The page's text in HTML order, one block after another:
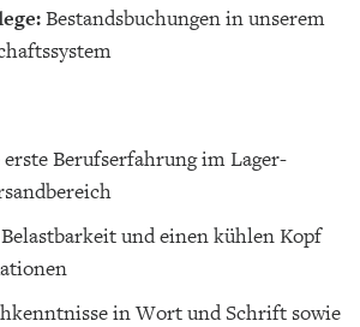
Bestandsbuchungen in unserem
erste Berufserfahrung im Lager-
und einen kühlen Kopf
in Wort und Schrift sowie